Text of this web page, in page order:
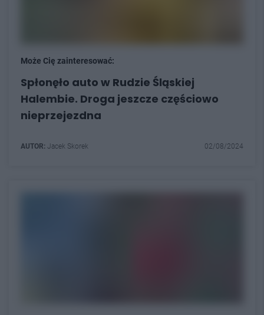
Może Cię zainteresować:
Spłonęło auto w Rudzie Śląskiej
Halembie. Droga jeszcze częściowo
nieprzejezdna
AUTOR: Jacek Skorek 02/08/2024